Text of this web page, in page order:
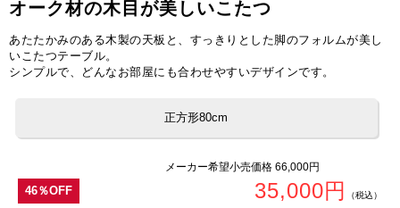
オーク材の木目が美しいこたつ
あたたかみのある木製の天板と、すっきりとした脚のフォルムが美し
いこたつテーブル。
シンプルで、どんなお部屋にも合わせやすいデザインです。
正方形80cm
メーカー希望小売価格 66,000円
46％OFF 35,000円 （税込）